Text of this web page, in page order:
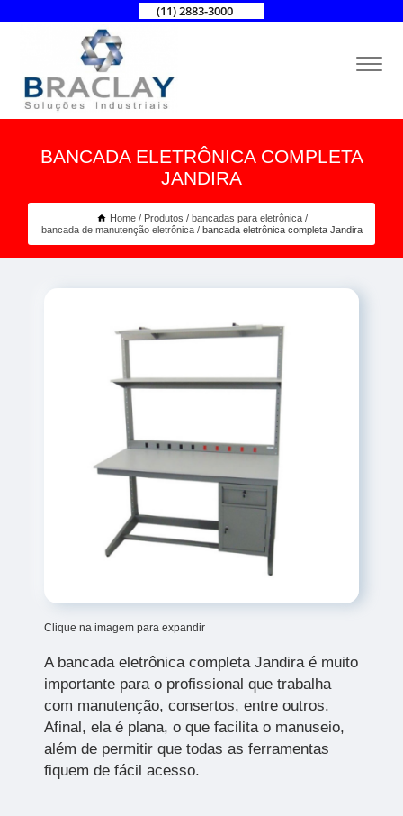
(11) 2883-3000
BANCADA ELETRÔNICA COMPLETA
JANDIRA
Home Produtos
bancadas para eletrônica
bancada de manutenção eletrônica
bancada eletrônica completa Jandira
Clique na imagem para expandir
A bancada eletrônica completa Jandira é muito
importante para o profissional que trabalha
com manutenção, consertos, entre outros.
Afinal, ela é plana, o que facilita o manuseio,
além de permitir que todas as ferramentas
fiquem de fácil acesso.